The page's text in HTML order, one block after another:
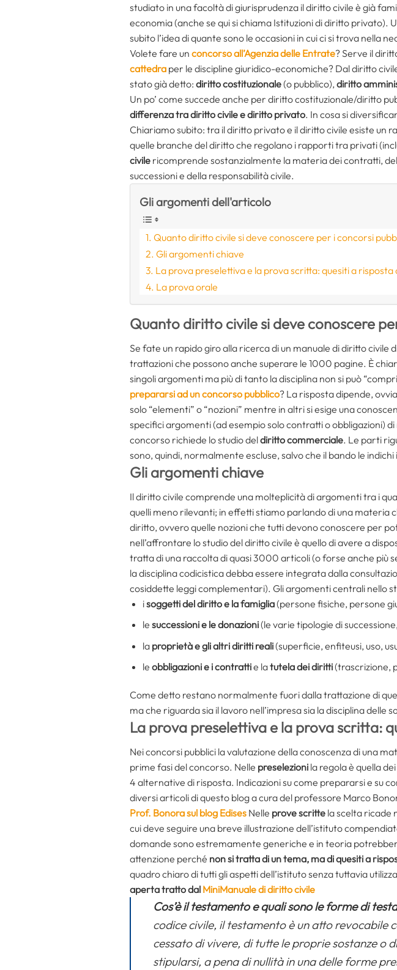
studiato in una facoltà di giurisprudenza il diritto civile è già
economia (anche se qui si chiama Istituzioni di diritto
subito l’idea di quante sono le occasioni in cui ci si trova nella
Volete fare un concorso all’Agenzia delle Entrate? Serve il
cattedra per le discipline giuridico-economiche? Dal diritto
stato già detto: diritto costituzionale(o pubblico), diritto
Un po’ come succede anche per diritto costituzionale/diritto
differenza tra diritto civile e diritto privato. In cosa si
Chiariamo subito: tra il diritto privato e il diritto civile esiste un
quelle branche del diritto che regolano i rapporti tra privati
civile ricomprende sostanzialmente la materia dei contratti,
successioni e della responsabilità civile.
Gli argomenti dell'articolo
Quanto diritto civile si deve conoscere per i concorsi
Gli argomenti chiave
La prova preselettiva e la prova scritta: quesiti a
La prova orale
Quanto diritto civile si deve conoscere
Se fate un rapido giro alla ricerca di un manuale di diritto
trattazioni che possono anche superare le 1000 pagine. È
singoli argomenti ma più di tanto la disciplina non si può
prepararsi ad un concorso pubblico? La risposta dipende,
solo “elementi” o “nozioni” mentre in altri si esige una
specifici argomenti (ad esempio solo contratti o obbligazioni)
concorso richiede lo studio deldiritto commerciale. Le parti
sono, quindi, normalmente escluse, salvo che il bando le
Gli argomenti chiave
Il diritto civile comprende una molteplicità di argomenti tra i
quelli meno rilevanti; in effetti stiamo parlando di una materia
diritto, ovvero quelle nozioni che tutti devono conoscere per
nell’affrontare lo studio del diritto civile è quello di avere a
tratta di una raccolta di quasi 3000 articoli (o forse anche più
la disciplina codicistica debba essere integrata dalla
cosiddette leggi complementari). Gli argomenti centrali nello
isoggetti del diritto e la famiglia(persone fisiche, persone
le successioni e le donazioni(le varie tipologie di
la proprietà e gli altri diritti reali(superficie, enfiteusi, uso,
le obbligazioni e i contrattie latutela dei diritti(trascrizione,
Come detto restano normalmente fuori dalla trattazione di
ma che riguarda sia il lavoro nell’impresa sia la disciplina delle
La prova preselettiva e la prova scritta:
Nei concorsi pubblici la valutazione della conoscenza di una
prime fasi del concorso. Nelle preselezioni la regola è quella dei
4 alternative di risposta. Indicazioni su come prepararsi e su
diversi articoli di questo blog a cura del professore Marco
Prof. Bonora sul blog Edises Nelle prove scritte la scelta ricade
cui deve seguire una breve illustrazione dell’istituto
domande sono estremamente generiche e in teoria
attenzione perché non si tratta di un tema, ma di quesiti a
quadro chiaro di tutti gli aspetti dell’istituto senza tuttavia
aperta tratto dal MiniManuale di diritto civile
Cos’è il testamento e quali sono le forme di
codice civile, il testamento è un atto revocabile
cessato di vivere, di tutte le proprie sostanze o
stipularsi, a pena di nullità in una delle forme